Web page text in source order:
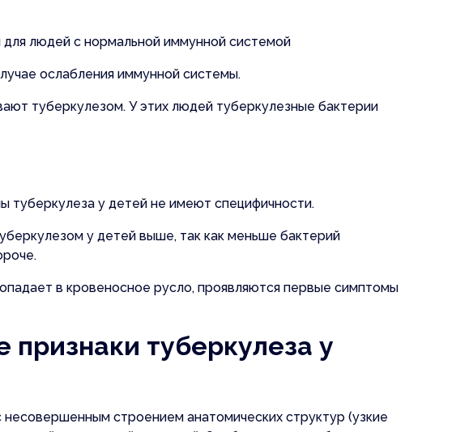
людей с нормальной иммунной системой
ослабления иммунной системы.
туберкулезом. У этих людей туберкулезные бактерии
туберкулеза у детей не имеют специфичности.
у детей выше, так как меньше бактерий
в кровеносное русло, проявляются первые симптомы
туберкулеза у
строением анатомических структур (узкие